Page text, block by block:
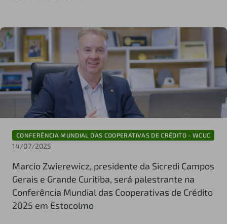
CONFERÊNCIA MUNDIAL DAS COOPERATIVAS DE CRÉDITO - WCUC
14/07/2025
Marcio Zwierewicz, presidente da Sicredi Campos
Gerais e Grande Curitiba, será palestrante na
Conferência Mundial das Cooperativas de Crédito
2025 em Estocolmo